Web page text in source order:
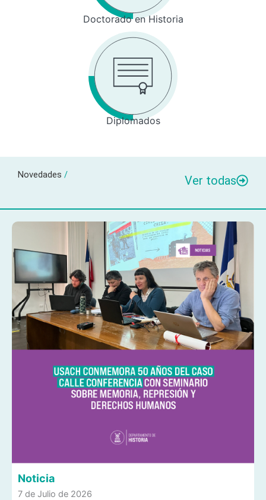
Doctorado en Historia
Diplomados
Novedades / Ver todas
Noticia
7 de Julio de 2026